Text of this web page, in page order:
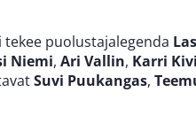
puolustajalegenda
Niemi, Ari Vallin, Karri Kivi
Suvi Puukangas,